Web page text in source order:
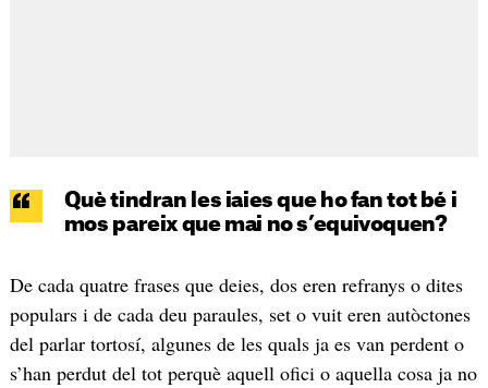
Què tindran les iaies que ho fan tot bé i
mos pareix que mai no s’equivoquen?
De cada quatre frases que deies, dos eren refranys o dites
populars i de cada deu paraules, set o vuit eren autòctones
del parlar tortosí, algunes de les quals ja es van perdent o
s’han perdut del tot perquè aquell ofici o aquella cosa ja no